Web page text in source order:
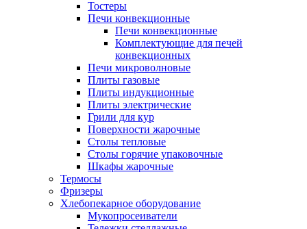
Тостеры
Печи конвекционные
Печи конвекционные
Комплектующие для печей
конвекционных
Печи микроволновые
Плиты газовые
Плиты индукционные
Плиты электрические
Грили для кур
Поверхности жарочные
Столы тепловые
Столы горячие упаковочные
Шкафы жарочные
Термосы
Фризеры
Хлебопекарное оборудование
Мукопросеиватели